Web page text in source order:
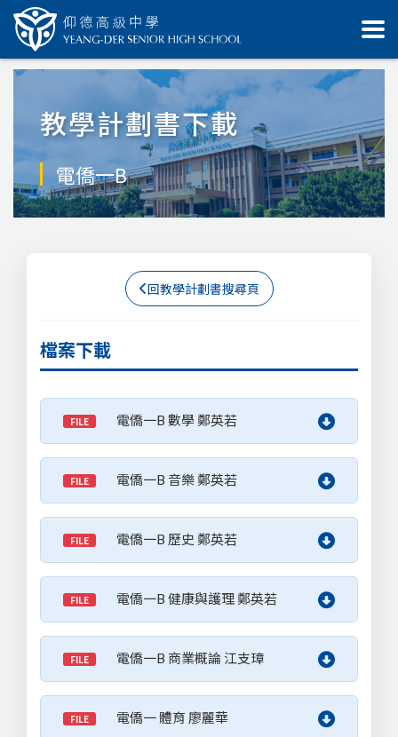
教學計劃書下載
電僑一B
回教學計劃書搜尋頁
檔案下載
FILE 電僑一B 數學 鄭英若
FILE 電僑一B 音樂 鄭英若
FILE 電僑一B 歷史 鄭英若
FILE 電僑一B 健康與護理 鄭英若
FILE 電僑一B 商業概論 江支璋
FILE 電僑一 體育 廖麗華